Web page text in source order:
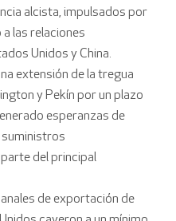
alcista, impulsados por
las relaciones
Unidos y China.
extensión de la tregua
y Pekín por un plazo
esperanzas de
del principal
de exportación de